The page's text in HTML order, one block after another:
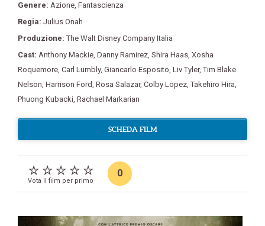
Genere: Azione Fantascienza
Regia: Julius Onah
Produzione:The Walt Disney Company Italia
Cast: Anthony Mackie Danny Ramirez Shira Haas Xosha
Roquemore Carl Lumbly, Giancarlo Esposito Liv Tyler,Tim Blake
Nelson Harrison Ford Rosa Salazar, Colby Lopez ,Takehiro Hira
Phuong Kubacki Rachael Markarian
SCHEDA FILM
Vota il film per primo
0